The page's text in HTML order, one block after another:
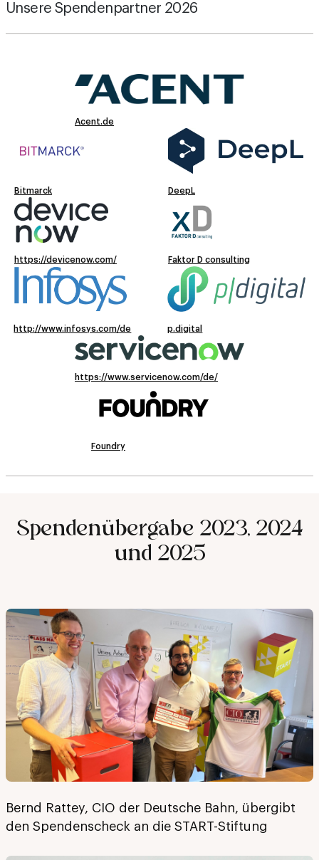
Unsere Spendenpartner 2026
Acent.de
Bitmarck DeepL
https://devicenow.com/ Faktor D consulting
http://www.infosys.com/de p.digital
https://www.servicenow.com/de/
Foundry
Spendenübergabe 2023, 2024
und 2025
Bernd Rattey, CIO der Deutsche Bahn, übergibt
den Spendenscheck an die START-Stiftung